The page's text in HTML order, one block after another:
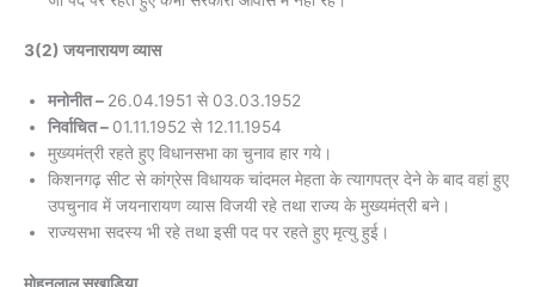
3(2) जयनारायण व्यास
मनोनीत – 26.04.1951 से 03.03.1952
निर्वाचित – 01.11.1952 से 12.11.1954
मुख्यमंत्री रहते हुए विधानसभा का चुनाव हार गये।
किशनगढ़ सीट से कांग्रेस विधायक चांदमल मेहता के त्यागपत्र देने के बाद वहां हुए
उपचुनाव में जयनारायण व्यास विजयी रहे तथा राज्य के मुख्यमंत्री बने।
राज्यसभा सदस्य भी रहे तथा इसी पद पर रहते हुए मृत्यु हुई।